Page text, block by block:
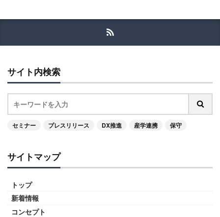
サイト内検索
セミナー プレスリリース DX推進 産学連携 保守
サイトマップ
トップ
新着情報
コンセプト